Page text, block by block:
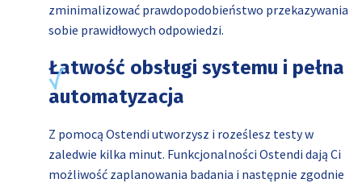
zminimalizować prawdopodobieństwo przekazywania
sobie prawidłowych odpowiedzi.
Łatwość obsługi systemu i pełna
automatyzacja
Z pomocą Ostendi utworzysz i roześlesz testy w
zaledwie kilka minut. Funkcjonalności Ostendi dają Ci
możliwość zaplanowania badania i następnie zgodnie